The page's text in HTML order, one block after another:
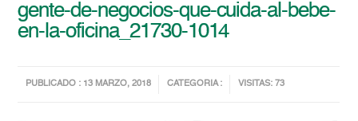
gente-de-negocios-que-cuida-al-bebe-
en-la-oficina_21730-1014
PUBLICADO : 13 MARZO, 2018 CATEGORIA : VISITAS: 73